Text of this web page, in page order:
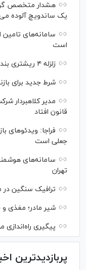
هشدار متخصص
یک ساندویچ آلوده
سامانه‌های
است
زلزله ۴ ریشتری بندرلنگه را لرزاند
شرط جدید برای
قانون افتاد
فراجا: ویدئو‌های
جعلی است
سامانه‌های
تهران
ترافیک سنگین
شیر مادر؛ مغذی و
پیگیری راه‌اندازی
پربازدیدترین